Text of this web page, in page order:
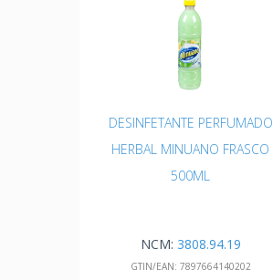
DESINFETANTE PERFUMADO
HERBAL MINUANO FRASCO
500ML
NCM: 3808.94.19
GTIN/EAN: 7897664140202